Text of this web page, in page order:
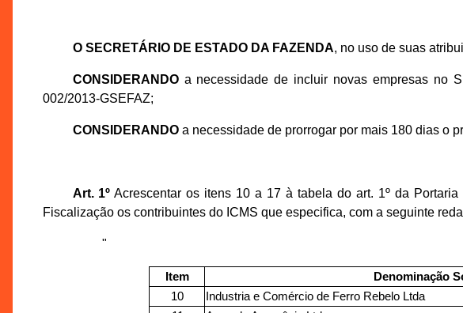
O SECRETÁRIO DE ESTADO DA FAZENDA, no uso de suas
CONSIDERANDOa necessidade de incluir novas empresas no
002/2013-GSEFAZ;
CONSIDERANDOa necessidade de prorrogar por mais 180 dias o
Art. 1º Acrescentar os itens 10 a 17 à tabela do art. 1º da
Fiscalização os contribuintes do ICMS que especifica, com a seguinte
"
Item Denominação
10
Industria e Comércio de Ferro Rebelo Ltda